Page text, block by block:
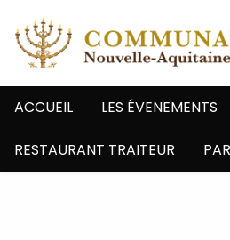
ACCUEIL LES ÉVENEMENTS
RESTAURANT TRAITEUR